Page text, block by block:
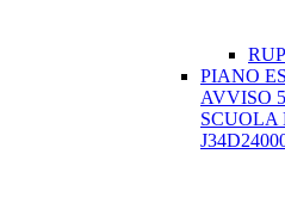
RUP
PIANO
AVVISO
SCUOLA